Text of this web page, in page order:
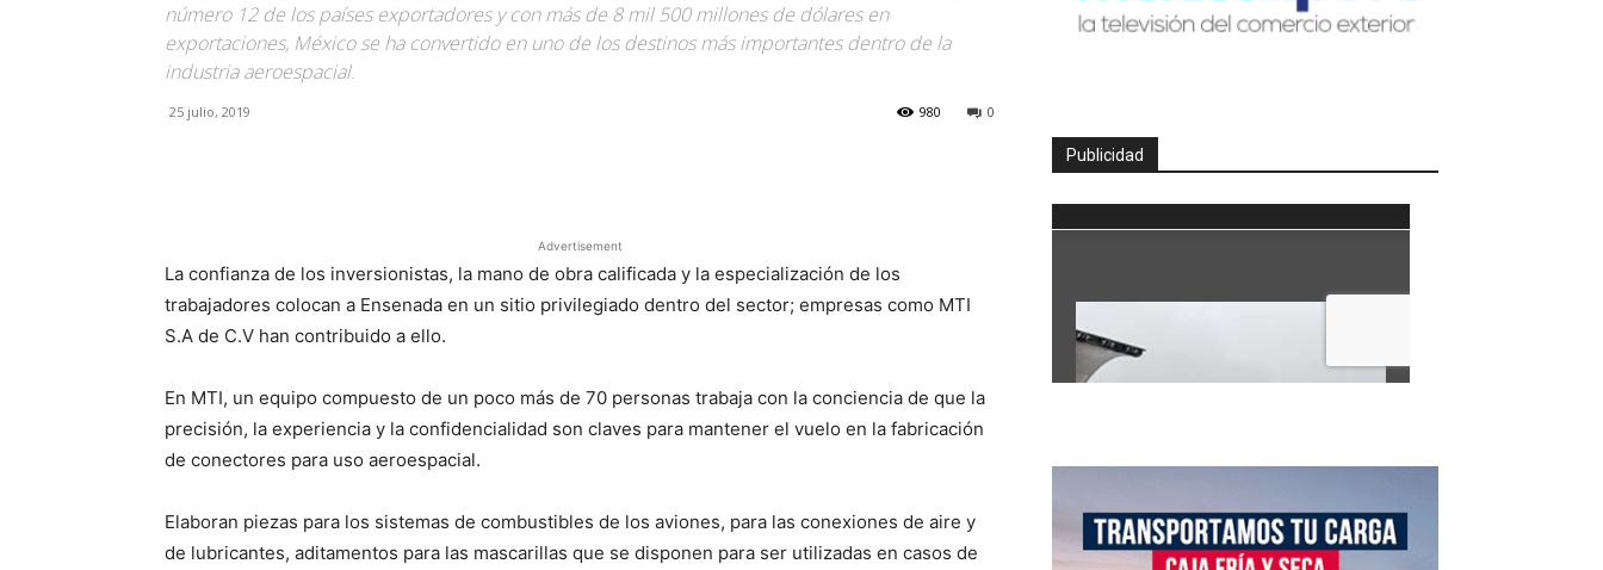
número 12 de los países exportadores y con más de 8 mil 500 millones de dólares en
exportaciones, México se ha convertido en uno de los destinos más importantes dentro de la
industria aeroespacial.
25 julio, 2019 0
980
Advertisement
La confianza de los inversionistas, la mano de obra calificada y la especialización de los
trabajadores colocan a Ensenada en un sitio privilegiado dentro del sector; empresas como MTI
S.A de C.V han contribuido a ello.
En MTI, un equipo compuesto de un poco más de 70 personas trabaja con la conciencia de que la
precisión, la experiencia y la confidencialidad son claves para mantener el vuelo en la fabricación
de conectores para uso aeroespacial.
Elaboran piezas para los sistemas de combustibles de los aviones, para las conexiones de aire y
de lubricantes, aditamentos para las mascarillas que se disponen para ser utilizadas en casos de
Publicidad